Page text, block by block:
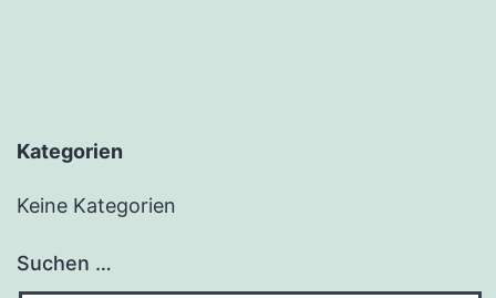
Kategorien
Keine Kategorien
Suchen …